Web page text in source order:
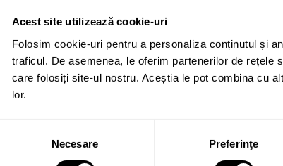
Acest site utilizează cookie-uri
Folosim cookie-uri pentru a personaliza conținutul și
traficul. De asemenea, le oferim partenerilor de
care folosiți site-ul nostru. Aceștia le pot combina cu
lor.
consimțământului
Necesare Preferinţe
Creativitate